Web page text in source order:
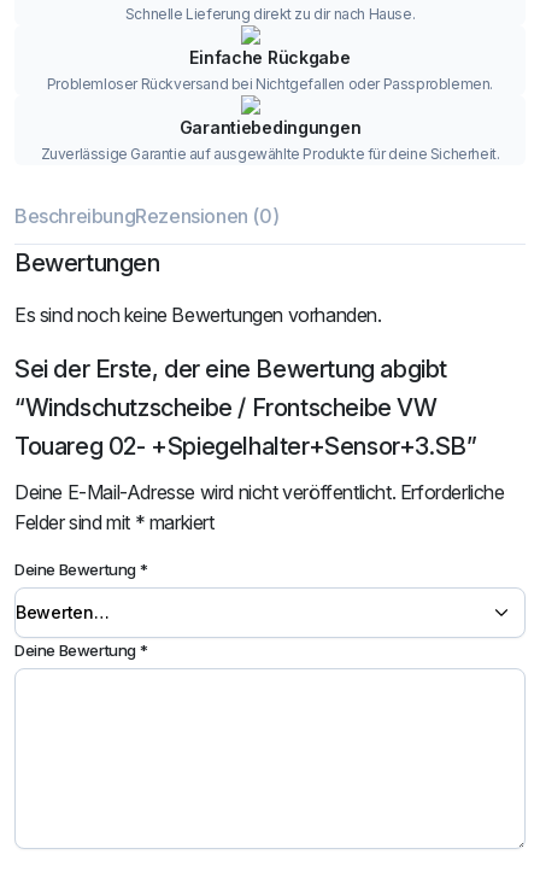
Schnelle Lieferung direkt zu dir nach Hause.
Einfache Rückgabe
Problemloser Rückversand bei Nichtgefallen oder Passproblemen.
Garantiebedingungen
Zuverlässige Garantie auf ausgewählte Produkte für deine Sicherheit.
BeschreibungRezensionen (0)
Bewertungen
Es sind noch keine Bewertungen vorhanden.
Sei der Erste, der eine Bewertung abgibt
“Windschutzscheibe / Frontscheibe VW
Touareg 02- +Spiegelhalter+Sensor+3.SB”
Deine E-Mail-Adresse wird nicht veröffentlicht. Erforderliche
Felder sind mit * markiert
Deine Bewertung*
Deine Bewertung*